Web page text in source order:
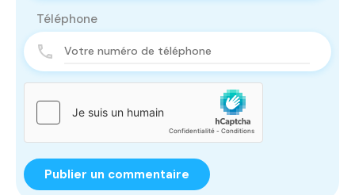
Téléphone